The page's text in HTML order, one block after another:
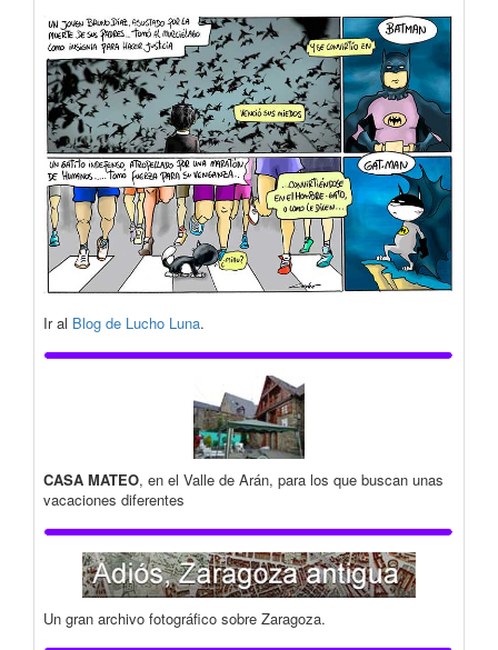
Ir al Blog de Lucho Luna.
CASA MATEO, en el Valle de Arán, para los que buscan unas
vacaciones diferentes
Un gran archivo fotográfico sobre Zaragoza.